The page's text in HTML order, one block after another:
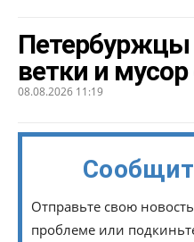
Петербуржцы
ветки и мусор
08.08.2026 11:19
Отправьте свою
проблеме или